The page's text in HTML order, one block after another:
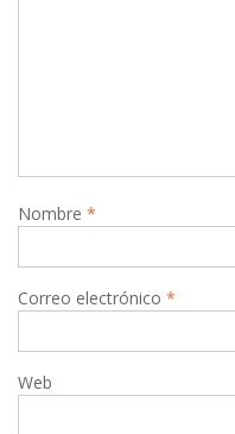
Nombre *
Correo electrónico *
Web